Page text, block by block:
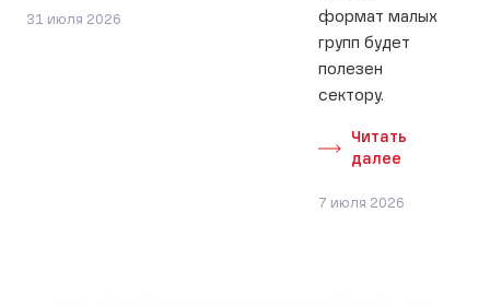
31 июля 2026
формат малых
групп будет
полезен
сектору.
Читать
далее
7 июля 2026